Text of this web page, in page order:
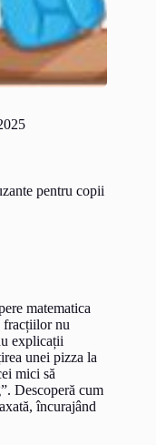
pentru copii
matematica
fracțiilor nu
explicații
unei pizza la
mici să
Descoperă cum
încurajând